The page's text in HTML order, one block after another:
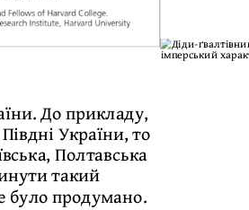
До прикладу,
України, то
Полтавська
такий
було продумано.